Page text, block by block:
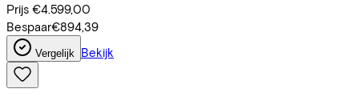
Prijs €4.599,00
Bespaar€894,39
Vergelijk Bekijk